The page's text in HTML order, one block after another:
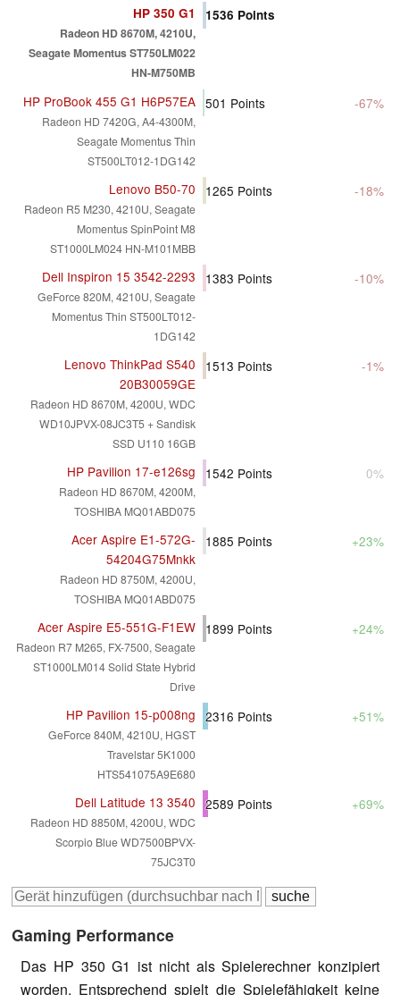
HP 350 G1
Radeon HD 8670M, 4210U,
Seagate Momentus ST750LM022
HN-M750MB
1536 Points
HP ProBook 455 G1 H6P57EA
Radeon HD 7420G, A4-4300M,
Seagate Momentus Thin
ST500LT012-1DG142
501 Points -67%
Lenovo B50-70
Radeon R5 M230, 4210U, Seagate
Momentus SpinPoint M8
ST1000LM024 HN-M101MBB
1265 Points -18%
Dell Inspiron 15 3542-2293
GeForce 820M, 4210U, Seagate
Momentus Thin ST500LT012-
1DG142
1383 Points -10%
Lenovo ThinkPad S540
20B30059GE
Radeon HD 8670M, 4200U, WDC
WD10JPVX-08JC3T5 + Sandisk
SSD U110 16GB
1513 Points -1%
HP Pavilion 17-e126sg
Radeon HD 8670M, 4200M,
TOSHIBA MQ01ABD075
1542 Points 0%
Acer Aspire E1-572G-
54204G75Mnkk
Radeon HD 8750M, 4200U,
TOSHIBA MQ01ABD075
1885 Points +23%
Acer Aspire E5-551G-F1EW
Radeon R7 M265, FX-7500, Seagate
ST1000LM014 Solid State Hybrid
Drive
1899 Points +24%
HP Pavilion 15-p008ng
GeForce 840M, 4210U, HGST
Travelstar 5K1000
HTS541075A9E680
2316 Points +51%
Dell Latitude 13 3540
Radeon HD 8850M, 4200U, WDC
Scorpio Blue WD7500BPVX-
75JC3T0
2589 Points +69%
Gaming Performance
Das HP 350 G1 ist nicht als Spielerechner konzipiert
worden. Entsprechend spielt die Spielefähigkeit keine